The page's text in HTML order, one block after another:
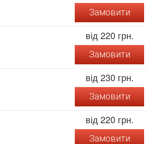
Замовити
від 220 грн.
Замовити
від 230 грн.
Замовити
від 220 грн.
Замовити